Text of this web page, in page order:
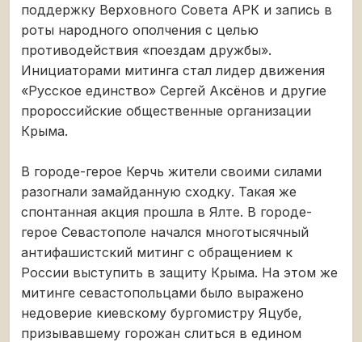
поддержку Верховного Совета АРК и запись в
роты народного ополчения с целью
противодействия «поездам дружбы».
Инициаторами митинга стал лидер движения
«Русское единство» Сергей Аксёнов и другие
пророссийские общественные организации
Крыма.
В городе-герое Керчь жители своими силами
разогнали замайданную сходку. Такая же
спонтанная акция прошла в Ялте. В городе-
герое Севастополе начался многотысячный
антифашистский митинг с обращением к
России выступить в защиту Крыма. На этом же
митинге севастопольцами было выражено
недоверие киевскому бургомистру Яцубе,
призывавшему горожан слиться в едином